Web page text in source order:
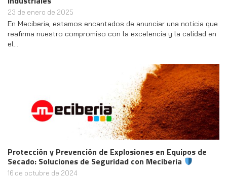
23 de enero de 2025
En Meciberia, estamos encantados de anunciar una noticia que
reafirma nuestro compromiso con la excelencia y la calidad en
el…
Protección y Prevención de Explosiones en Equipos de
Secado: Soluciones de Seguridad con Meciberia
16 de octubre de 2024